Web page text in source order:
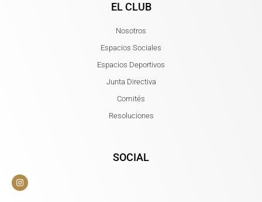
EL CLUB
Nosotros
Espacios Sociales
Espacios Deportivos
Junta Directiva
Comités
Resoluciones
SOCIAL